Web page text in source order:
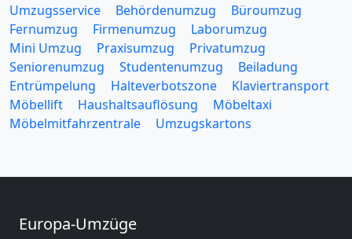
Umzugsservice Behördenumzug
Büroumzug
Fernumzug
Firmenumzug
Laborumzug
Mini Umzug
Praxisumzug
Privatumzug
Seniorenumzug
Studentenumzug
Beiladung
Entrümpelung
Halteverbotszone
Klaviertransport
Möbellift
Haushaltsauflösung
Möbeltaxi
Möbelmitfahrzentrale
Umzugskartons
Europa-Umzüge